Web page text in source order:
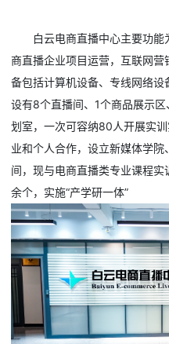
白云电商直播中心主要功
商直播企业项目运营，互联网
备包括计算机设备、专线网络设
设有8个直播间、1个商品展示
划室，一次可容纳80人开展实
业和个人合作，设立新媒体学
间，现与电商直播类专业课程
余个，实施“产学研一体”